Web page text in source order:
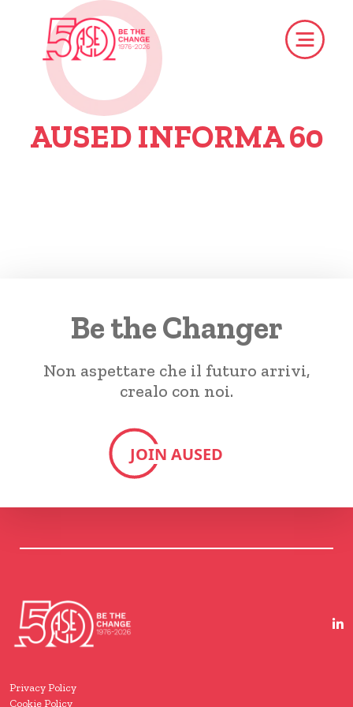
AUSED INFORMA 60
Be the Changer
Non aspettare che il futuro arrivi,
crealo con noi.
JOIN AUSED
Privacy Policy
Cookie Policy